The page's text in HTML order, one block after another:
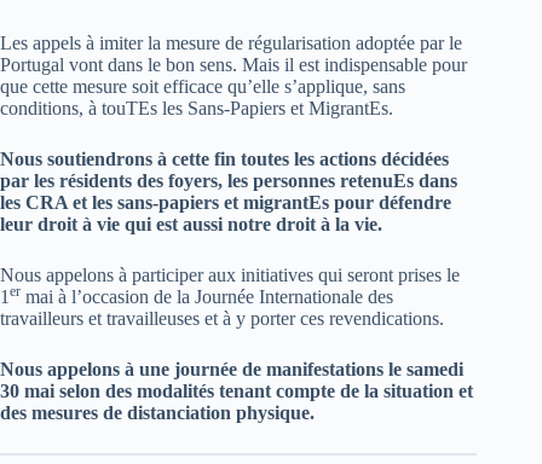
Les appels à imiter la mesure de régularisation adoptée par le
Portugal vont dans le bon sens. Mais il est indispensable pour
que cette mesure soit efficace qu’elle s’applique, sans
conditions, à touTEs les Sans-Papiers et MigrantEs.
Nous soutiendrons à cette fin toutes les actions décidées
par les résidents des foyers, les personnes retenuEs dans
les CRA et les sans-papiers et migrantEs pour défendre
leur droit à vie qui est aussi notre droit à la vie.
Nous appelons à participer aux initiatives qui seront prises le
1 er mai à l’occasion de la Journée Internationale des
travailleurs et travailleuses et à y porter ces revendications.
Nous appelons à une journée de manifestations le samedi
30 mai selon des modalités tenant compte de la situation et
des mesures de distanciation physique.